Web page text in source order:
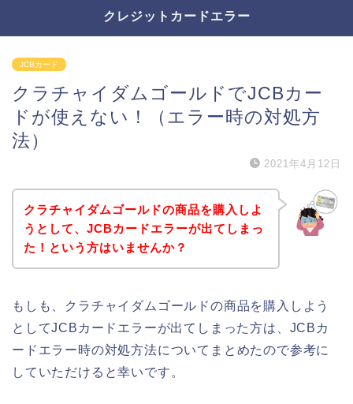
クレジットカードエラー
JCBカード
クラチャイダムゴールドでJCBカー
ドが使えない！（エラー時の対処方
法）
2021年4月12日
クラチャイダムゴールドの商品を購入しよ
うとして、JCBカードエラーが出てしまっ
た！という方はいませんか？
もしも、クラチャイダムゴールドの商品を購入しよう
としてJCBカードエラーが出てしまった方は、JCBカ
ードエラー時の対処方法についてまとめたので参考に
していただけると幸いです。